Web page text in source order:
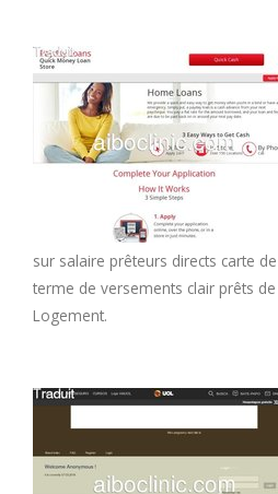
sur salaire prêteurs directs carte
terme de versements clair prêts
Logement.